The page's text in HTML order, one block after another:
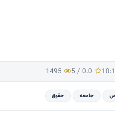
0.0
/
5
1495
جامعه حقوق